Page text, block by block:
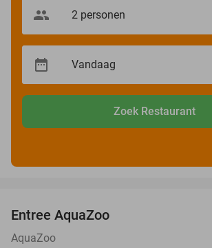
Zoek Restaurant
Entree AquaZoo
AquaZoo